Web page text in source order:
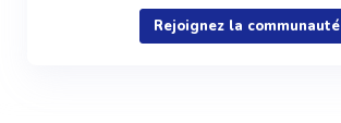
Rejoignez la communauté